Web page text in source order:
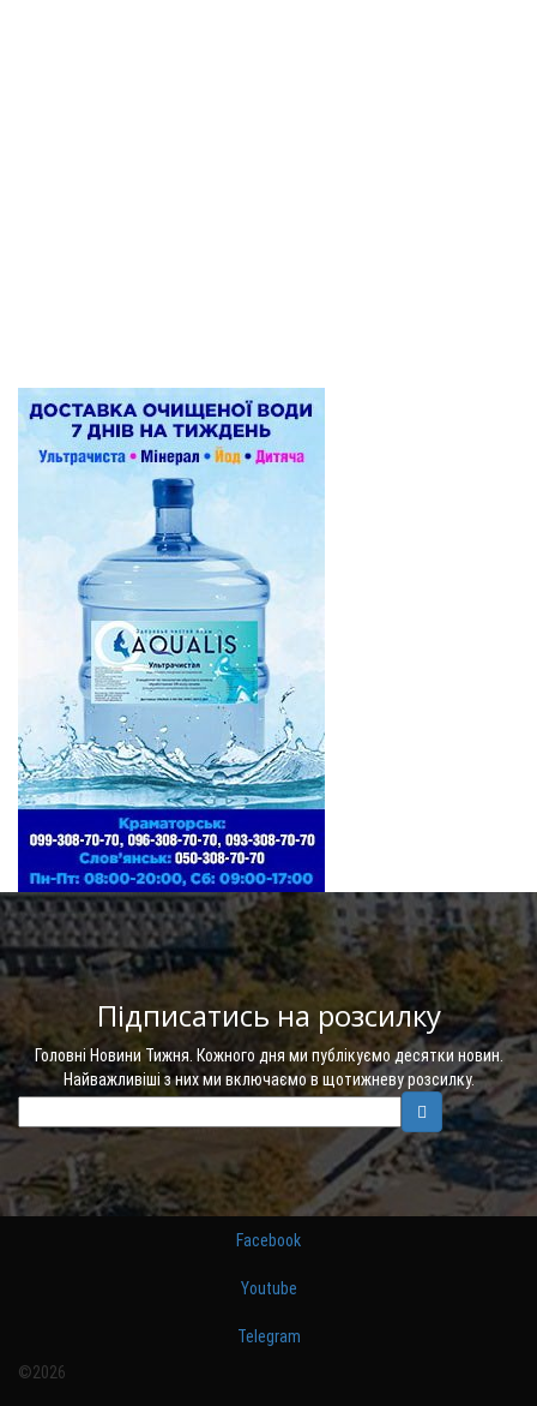
Підписатись на розсилку
Головні Новини Тижня. Кожного дня ми публікуємо десятки новин.
Найважливіші з них ми включаємо в щотижневу розсилку.
Facebook
Youtube
Telegram
©2026